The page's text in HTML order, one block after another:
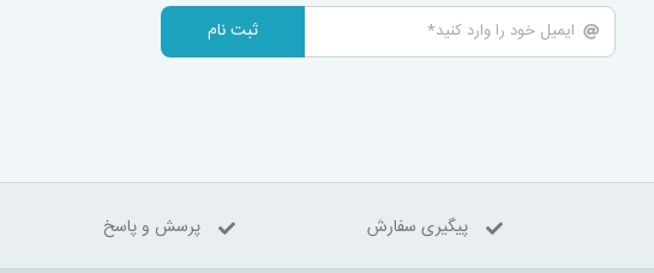
ثبت نام
پیگیری سفارش پرسش و پاسخ